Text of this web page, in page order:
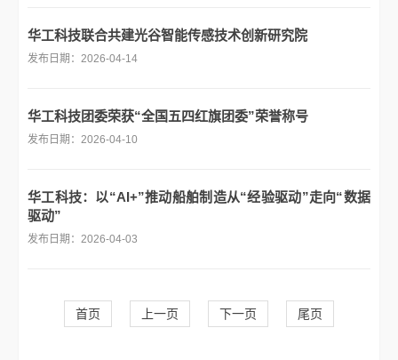
华工科技联合共建光谷智能传感技术创新研究院
发布日期：2026-04-14
华工科技团委荣获“全国五四红旗团委”荣誉称号
发布日期：2026-04-10
华工科技：以“AI+”推动船舶制造从“经验驱动”走向“数据
驱动”
发布日期：2026-04-03
首页 上一页 下一页 尾页